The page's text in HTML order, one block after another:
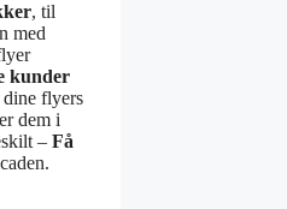
, til
med
kunder
flyers
dem i
– Få